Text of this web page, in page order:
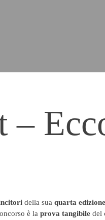
–
della sua quarta edizione
è la prova tangibile del